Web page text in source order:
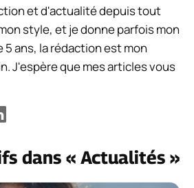
et d'actualité depuis tout
style, et je donne parfois mon
5 ans, la rédaction est mon
J'espère que mes articles vous
dans « Actualités »